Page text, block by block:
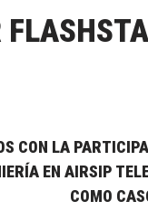
CON LA
EN AIRSIP
COMO